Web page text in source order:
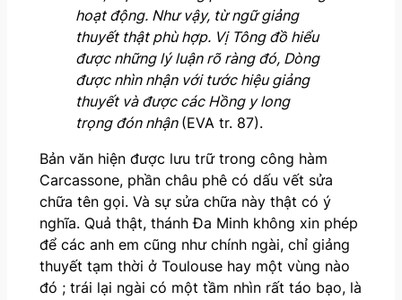
hoạt động. Như vậy, từ ngữ giảng
thuyết thật phù hợp. Vị Tông đồ hiểu
được những lý luận rõ ràng đó, Dòng
được nhìn nhận với tước hiệu giảng
thuyết và được các Hồng y long
trọng đón nhận (EVA tr. 87).
Bản văn hiện được lưu trữ trong công hàm
Carcassone, phần châu phê có dấu vết sửa
chữa tên gọi. Và sự sửa chữa này thật có ý
nghĩa. Quả thật, thánh Đa Minh không xin phép
để các anh em cũng như chính ngài, chỉ giảng
thuyết tạm thời ở Toulouse hay một vùng nào
đó ; trái lại ngài có một tầm nhìn rất táo bạo, là